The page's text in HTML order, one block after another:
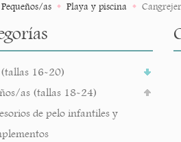
Pequeños/as Playa y piscina
(tallas 16-20)
as (tallas 18-24)
de pelo infantiles y